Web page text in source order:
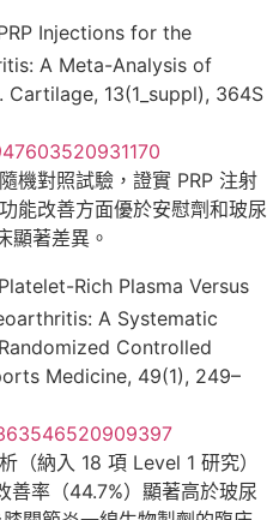
Injections for the
A Meta-Analysis of
13(1_suppl), 364S
機對照試驗，證實 PRP 注射
能改善方面優於安慰劑和玻尿
顯著差異。
Rich Plasma Versus
A Systematic
Controlled
Medicine, 49(1), 249–
（納入 18 項 Level 1 研究）
善率（44.7%）顯著高於玻尿